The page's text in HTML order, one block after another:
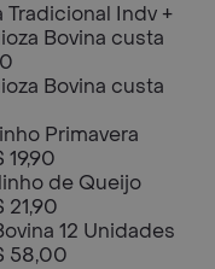
Tradicional Indv +
Bovina custa
Bovina custa
Primavera
de Queijo
21,90
12 Unidades
58,00